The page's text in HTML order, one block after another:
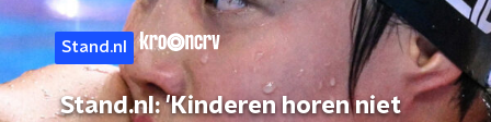
Stand.nl
Stand.nl: 'Kinderen horen niet